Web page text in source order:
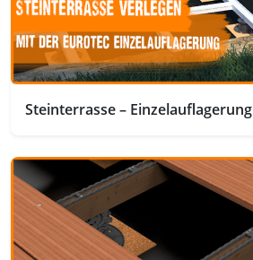
Steinterrasse – Einzelauflagerung